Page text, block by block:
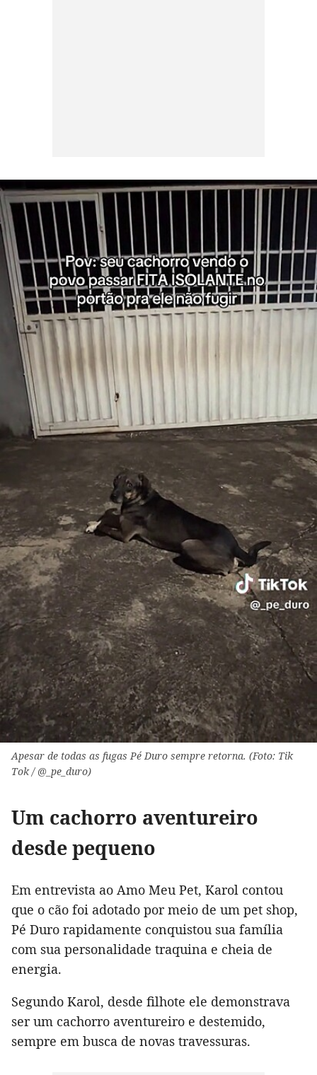
Apesar de todas as fugas Pé Duro sempre retorna. (Foto: Tik
Tok / @_pe_duro)
Um cachorro aventureiro
desde pequeno
Em entrevista ao Amo Meu Pet, Karol contou
que o cão foi adotado por meio de um pet shop,
Pé Duro rapidamente conquistou sua família
com sua personalidade traquina e cheia de
energia.
Segundo Karol, desde filhote ele demonstrava
ser um cachorro aventureiro e destemido,
sempre em busca de novas travessuras.